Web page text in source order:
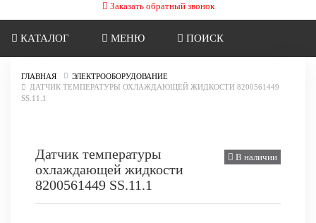
Заказать обратный звонок
КАТАЛОГ МЕНЮ ПОИСК
ГЛАВНАЯ
ЭЛЕКТРООБОРУДОВАНИЕ
ДАТЧИК ТЕМПЕРАТУРЫ ОХЛАЖДАЮЩЕЙ ЖИДКОСТИ 8200561449
SS.11.1
В наличии
Датчик температуры
охлаждающей жидкости
8200561449 SS.11.1